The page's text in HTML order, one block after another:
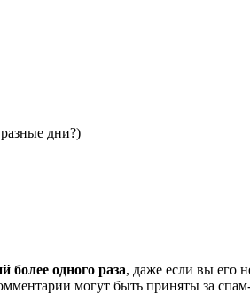
дни?)
более одного раза, даже если вы его
могут быть приняты за спам-